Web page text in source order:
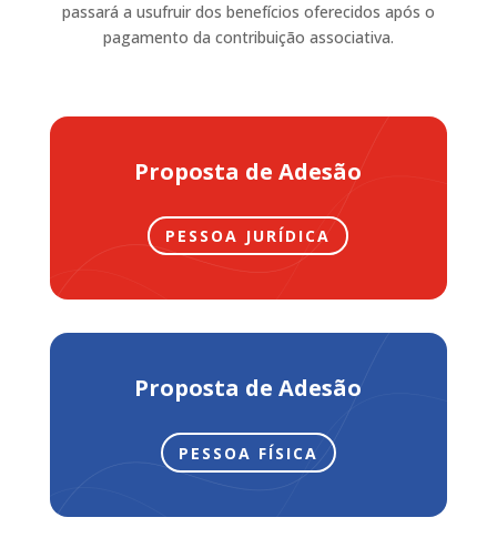
passará a usufruir dos benefícios oferecidos após o
pagamento da contribuição associativa.
Proposta de Adesão
PESSOA JURÍDICA
Proposta de Adesão
PESSOA FÍSICA